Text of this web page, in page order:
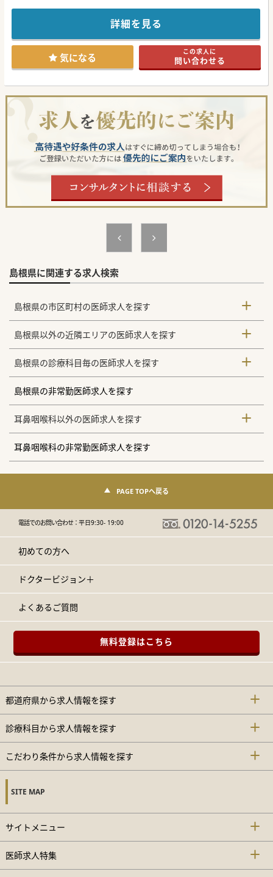
高年収かつスキルアップができる環境ですので、
お気軽にお問い合わせください♪
#秋入職可
詳細を見る
気になる この求人に
問い合わせる
島根県に関連する求人検索
島根県の市区町村の医師求人を探す
島根県以外の近隣エリアの医師求人を探す
島根県の診療科目毎の医師求人を探す
島根県の非常勤医師求人を探す
耳鼻咽喉科以外の医師求人を探す
耳鼻咽喉科の非常勤医師求人を探す
PAGE TOPへ戻る
電話でのお問い合わせ：平日9:30- 19:00
初めての方へ
ドクタービジョン＋
よくあるご質問
無料登録はこちら
都道府県から求人情報を探す
診療科目から求人情報を探す
こだわり条件から求人情報を探す
SITE MAP
サイトメニュー
医師求人特集